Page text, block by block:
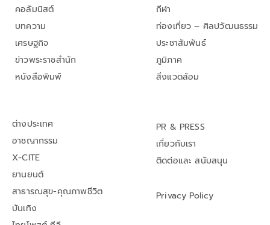
คอลัมนิสต์
บทความ
เศรษฐกิจ
ข่าวพระราชสำนัก
หนังสือพิมพ์
กีฬา
ท่องเที่ยว – ศิลปวัฒนธรรม
ประชาสัมพันธ์
ภูมิภาค
สิ่งแวดล้อม
ต่างประเทศ
อาชญากรรม
X-CITE
ยานยนต์
สาธารณสุข-คุณภาพชีวิต
บันเทิง
PR & PRESS
เกี่ยวกับเรา
ติดต่อและ สนับสนุน
Privacy Policy